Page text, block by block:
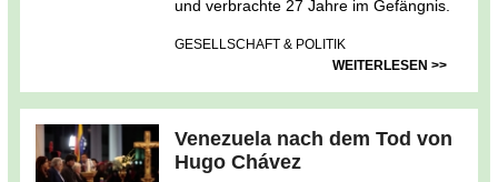
und verbrachte 27 Jahre im Gefängnis.
GESELLSCHAFT & POLITIK
WEITERLESEN >>
Venezuela nach dem Tod von
Hugo Chávez